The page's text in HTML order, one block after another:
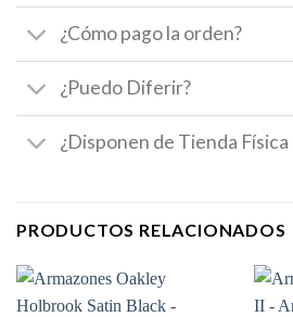
¿Cómo pago la orden?
¿Puedo Diferir?
¿Disponen de Tienda
PRODUCTOS RELACIONADOS